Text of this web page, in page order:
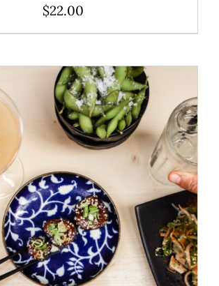
$22.00
ADD TO CART / DÉTAILS